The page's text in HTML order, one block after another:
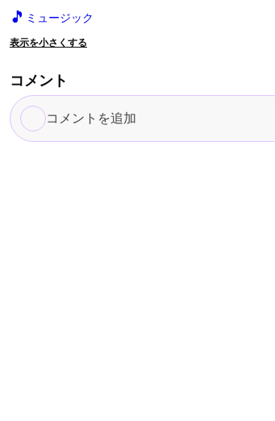
🎵 ミュージック
表示を小さくする
コメント
コ
メ